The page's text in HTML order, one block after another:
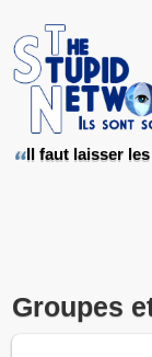
Il faut laisser
Groupes